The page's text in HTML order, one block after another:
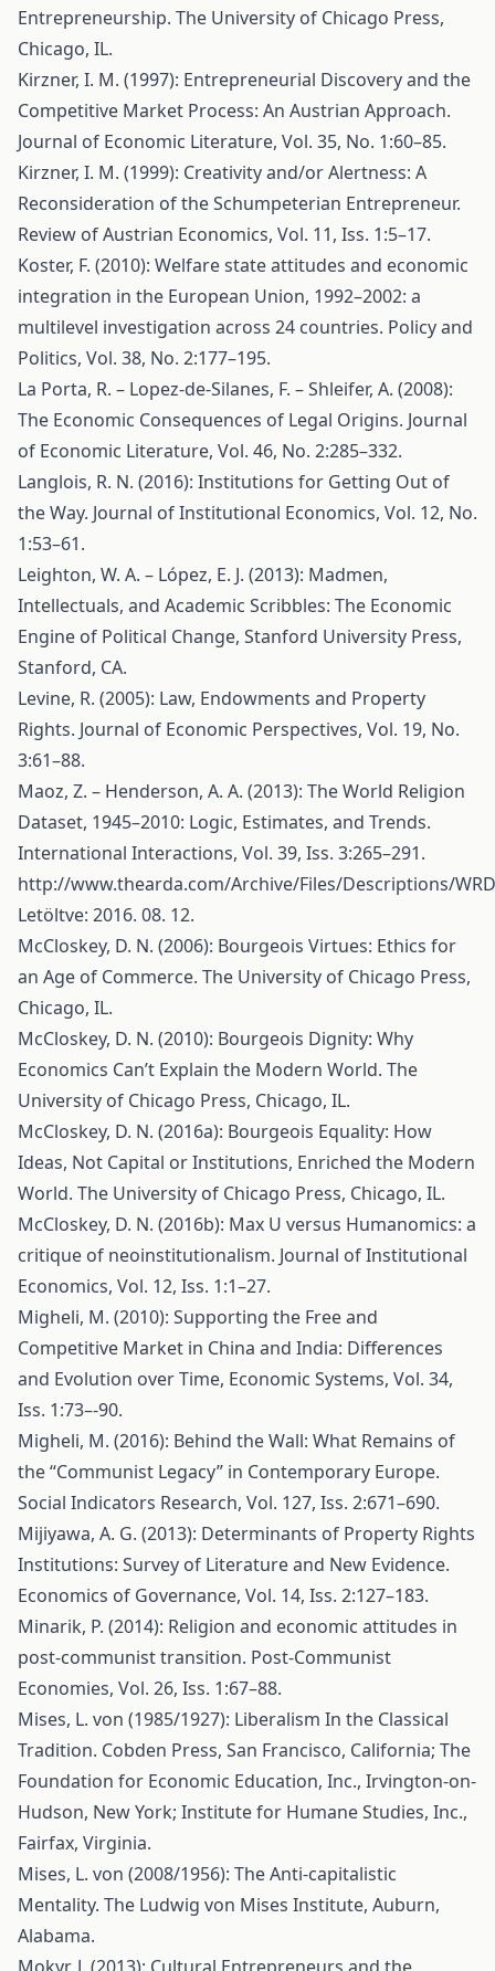
Entrepreneurship. The University of Chicago Press,
Chicago, IL.
Kirzner, I. M. (1997): Entrepreneurial Discovery and the
Competitive Market Process: An Austrian Approach.
Journal of Economic Literature, Vol. 35, No. 1:60–85.
Kirzner, I. M. (1999): Creativity and/or Alertness: A
Reconsideration of the Schumpeterian Entrepreneur.
Review of Austrian Economics, Vol. 11, Iss. 1:5–17.
Koster, F. (2010): Welfare state attitudes and economic
integration in the European Union, 1992–2002: a
multilevel investigation across 24 countries. Policy and
Politics, Vol. 38, No. 2:177–195.
La Porta, R. – Lopez-de-Silanes, F. – Shleifer, A. (2008):
The Economic Consequences of Legal Origins. Journal
of Economic Literature, Vol. 46, No. 2:285–332.
Langlois, R. N. (2016): Institutions for Getting Out of
the Way. Journal of Institutional Economics, Vol. 12, No.
1:53–61.
Leighton, W. A. – López, E. J. (2013): Madmen,
Intellectuals, and Academic Scribbles: The Economic
Engine of Political Change, Stanford University Press,
Stanford, CA.
Levine, R. (2005): Law, Endowments and Property
Rights. Journal of Economic Perspectives, Vol. 19, No.
3:61–88.
Maoz, Z. – Henderson, A. A. (2013): The World Religion
Dataset, 1945–2010: Logic, Estimates, and Trends.
International Interactions, Vol. 39, Iss. 3:265–291.
http://www.thearda.com/Archive/Files/Descriptions/
Letöltve: 2016. 08. 12.
McCloskey, D. N. (2006): Bourgeois Virtues: Ethics for
an Age of Commerce. The University of Chicago Press,
Chicago, IL.
McCloskey, D. N. (2010): Bourgeois Dignity: Why
Economics Can’t Explain the Modern World. The
University of Chicago Press, Chicago, IL.
McCloskey, D. N. (2016a): Bourgeois Equality: How
Ideas, Not Capital or Institutions, Enriched the Modern
World. The University of Chicago Press, Chicago, IL.
McCloskey, D. N. (2016b): Max U versus Humanomics: a
critique of neoinstitutionalism. Journal of Institutional
Economics, Vol. 12, Iss. 1:1–27.
Migheli, M. (2010): Supporting the Free and
Competitive Market in China and India: Differences
and Evolution over Time, Economic Systems, Vol. 34,
Iss. 1:73–-90.
Migheli, M. (2016): Behind the Wall: What Remains of
the “Communist Legacy” in Contemporary Europe.
Social Indicators Research, Vol. 127, Iss. 2:671–690.
Mijiyawa, A. G. (2013): Determinants of Property Rights
Institutions: Survey of Literature and New Evidence.
Economics of Governance, Vol. 14, Iss. 2:127–183.
Minarik, P. (2014): Religion and economic attitudes in
post-communist transition. Post-Communist
Economies, Vol. 26, Iss. 1:67–88.
Mises, L. von (1985/1927): Liberalism In the Classical
Tradition. Cobden Press, San Francisco, California; The
Foundation for Economic Education, Inc., Irvington-on-
Hudson, New York; Institute for Humane Studies, Inc.,
Fairfax, Virginia.
Mises, L. von (2008/1956): The Anti-capitalistic
Mentality. The Ludwig von Mises Institute, Auburn,
Alabama.